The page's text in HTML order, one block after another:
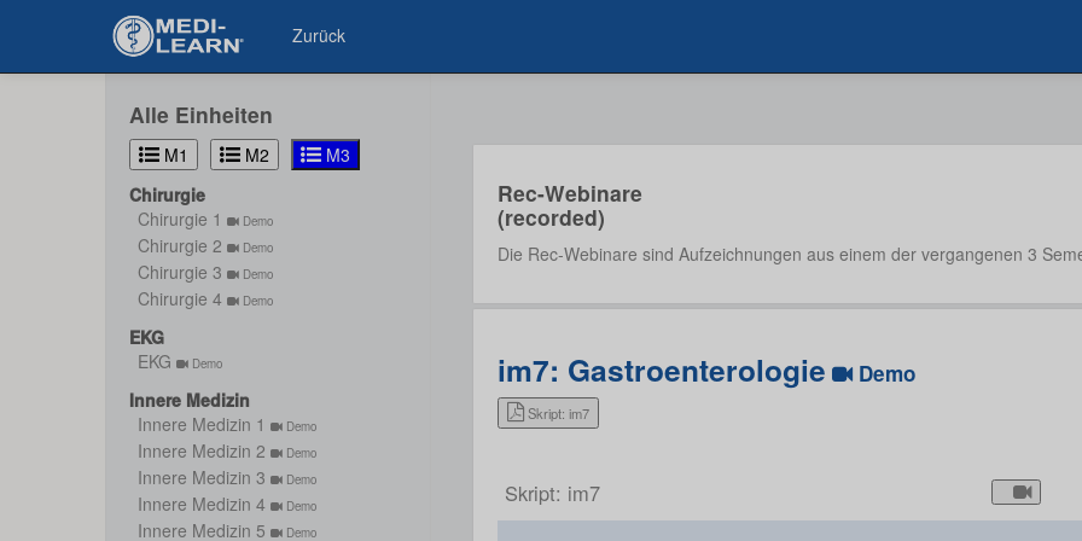
Zurück
Alle Einheiten
M1 M2
M3
Chirurgie
Chirurgie 1
Demo
Chirurgie 2 Demo
Chirurgie 3 Demo
Chirurgie 4 Demo
EKG
EKG
Demo
Innere Medizin
Innere Medizin 1
Demo
Innere Medizin 2 Demo
Innere Medizin 3 Demo
Innere Medizin 4 Demo
Innere Medizin 5 Demo
Rec-Webinare
(recorded)
Die Rec-Webinare sind Aufzeichnungen aus einem der vergangenen 3
im7: Gastroenterologie Demo
Skript: im7
Skript: im7